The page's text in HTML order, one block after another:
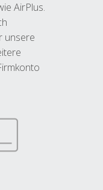
AirPlus.
unsere